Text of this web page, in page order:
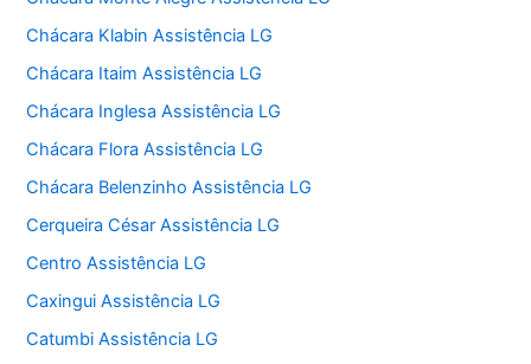
Chácara Klabin Assistência LG
Chácara Itaim Assistência LG
Chácara Inglesa Assistência LG
Chácara Flora Assistência LG
Chácara Belenzinho Assistência LG
Cerqueira César Assistência LG
Centro Assistência LG
Caxingui Assistência LG
Catumbi Assistência LG